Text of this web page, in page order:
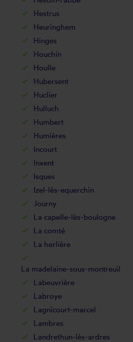
Hestrus
Heuringhem
Hinges
Houchin
Houlle
Hubersent
Huclier
Hulluch
Humbert
Humières
Incourt
Inxent
Isques
Izel-lès-equerchin
Journy
La capelle-lès-boulogne
La comté
La herlière
La madelaine-sous-montreuil
Labeuvrière
Labroye
Lagnicourt-marcel
Lambres
Landrethun-lès-ardres